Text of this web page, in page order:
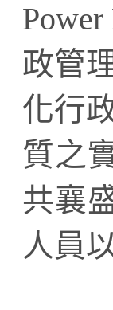
政管
化行
質之
共襄
人員